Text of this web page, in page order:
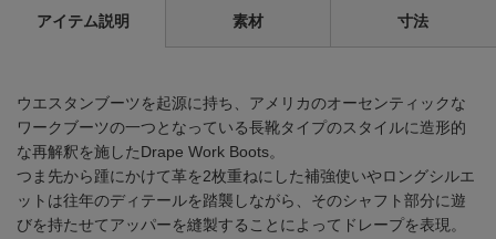
アイテム説明 素材 寸法
ウエスタンブーツを起源に持ち、アメリカのオーセンティックな
ワークブーツの一つとなっている長靴タイプのスタイルに造形的
な再解釈を施したDrape Work Boots。
つま先から踵にかけて革を2枚重ねにした補強使いやロングシルエ
ットは往年のディテールを踏襲しながら、そのシャフト部分に遊
びを持たせてアッパーを縫製することによってドレープを表現。